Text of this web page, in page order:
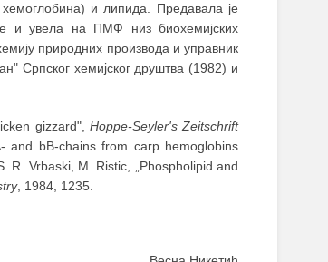
и липида. Предавала је
и увела на ПМФ низ биохемијских
природних производа и управник
Српског хемијског друштва (1982) и
gizzard", Hoppe-Seyler's Zeitschrift
and bB-chains from carp hemoglobins
R. Vrbaski, M. Ristic, „Phospholipid and
, 1984, 1235.